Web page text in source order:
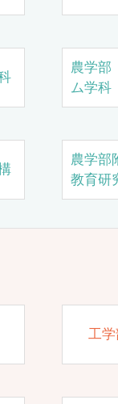
農学
ム学科
農学部
教育研
工